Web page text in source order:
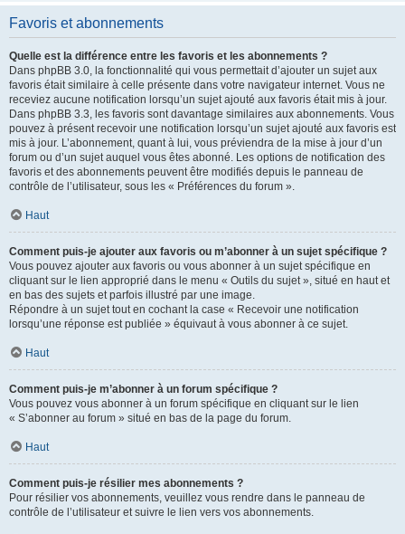
Favoris et abonnements
Quelle est la différence entre les favoris et les abonnements ?
Dans phpBB 3.0, la fonctionnalité qui vous permettait d’ajouter un sujet aux
favoris était similaire à celle présente dans votre navigateur internet. Vous ne
receviez aucune notification lorsqu’un sujet ajouté aux favoris était mis à jour.
Dans phpBB 3.3, les favoris sont davantage similaires aux abonnements. Vous
pouvez à présent recevoir une notification lorsqu’un sujet ajouté aux favoris est
mis à jour. L’abonnement, quant à lui, vous préviendra de la mise à jour d’un
forum ou d’un sujet auquel vous êtes abonné. Les options de notification des
favoris et des abonnements peuvent être modifiés depuis le panneau de
contrôle de l’utilisateur, sous les « Préférences du forum ».
Haut
Comment puis-je ajouter aux favoris ou m’abonner à un sujet spécifique ?
Vous pouvez ajouter aux favoris ou vous abonner à un sujet spécifique en
cliquant sur le lien approprié dans le menu « Outils du sujet », situé en haut et
en bas des sujets et parfois illustré par une image.
Répondre à un sujet tout en cochant la case « Recevoir une notification
lorsqu’une réponse est publiée » équivaut à vous abonner à ce sujet.
Haut
Comment puis-je m’abonner à un forum spécifique ?
Vous pouvez vous abonner à un forum spécifique en cliquant sur le lien
« S’abonner au forum » situé en bas de la page du forum.
Haut
Comment puis-je résilier mes abonnements ?
Pour résilier vos abonnements, veuillez vous rendre dans le panneau de
contrôle de l’utilisateur et suivre le lien vers vos abonnements.